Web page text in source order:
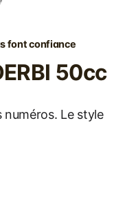
font confiance
50cc
Le style